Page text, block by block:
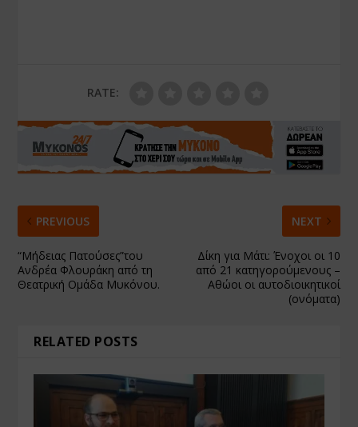
RATE:
PREVIOUS
“Μήδειας Πατούσες”του
Ανδρέα Φλουράκη από τη
Θεατρική Ομάδα Μυκόνου.
NEXT
Δίκη για Μάτι: Ένοχοι οι 10
από 21 κατηγορούμενους –
Αθώοι οι αυτοδιοικητικοί
(ονόματα)
RELATED POSTS